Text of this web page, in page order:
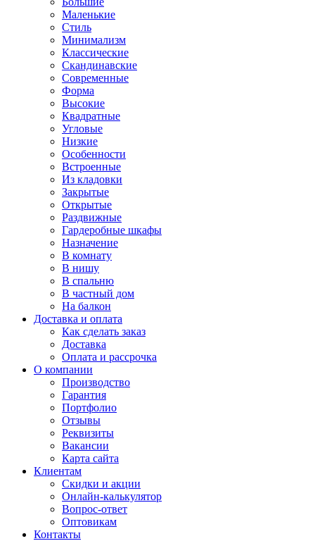
Маленькие
Стиль
Минимализм
Классические
Скандинавские
Современные
Форма
Высокие
Квадратные
Угловые
Низкие
Особенности
Встроенные
Из кладовки
Закрытые
Открытые
Раздвижные
Гардеробные шкафы
Назначение
В комнату
В нишу
В спальню
В частный дом
На балкон
Доставка и оплата
Как сделать заказ
Доставка
Оплата и рассрочка
О компании
Производство
Гарантия
Портфолио
Отзывы
Реквизиты
Вакансии
Карта сайта
Клиентам
Скидки и акции
Онлайн-калькулятор
Вопрос-ответ
Оптовикам
Контакты